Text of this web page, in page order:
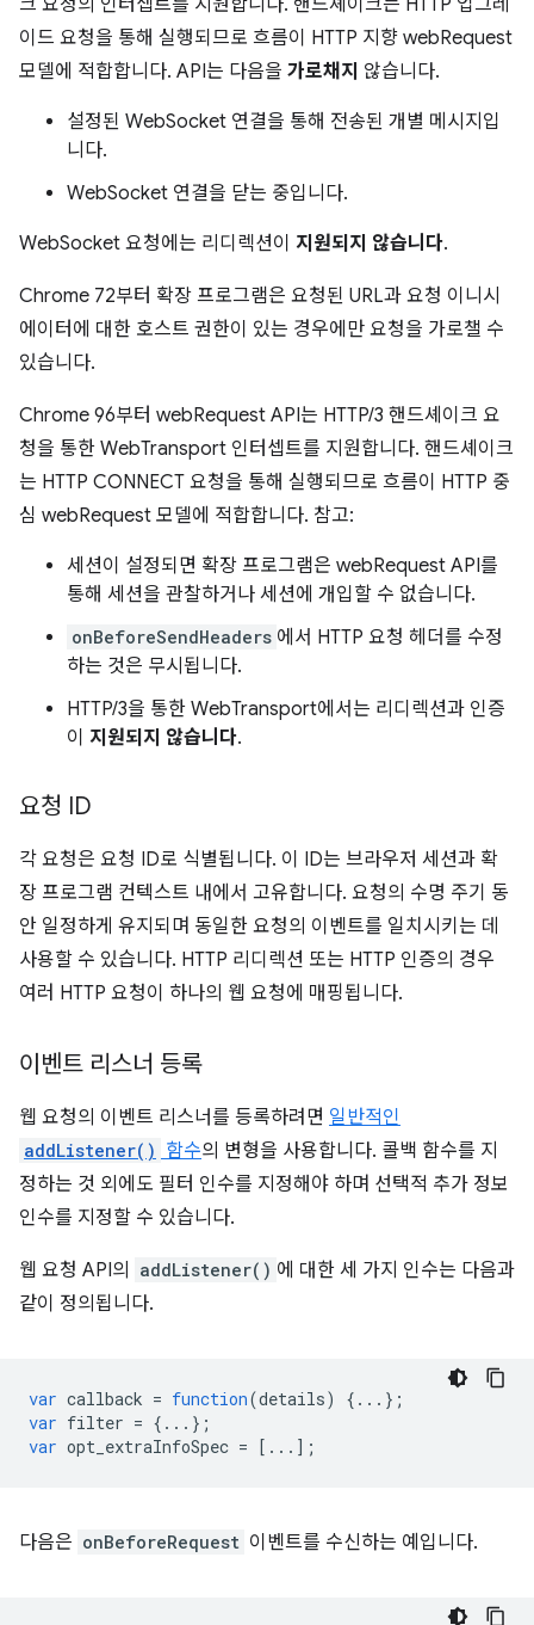
크 요청의 인터셉트를 지원합니다. 핸드셰이크는 HTTP 업그레
이드 요청을 통해 실행되므로 흐름이 HTTP 지향 webRequest
모델에 적합합니다. API는 다음을 가로채지 않습니다.
설정된 WebSocket 연결을 통해 전송된 개별 메시지입
니다.
WebSocket 연결을 닫는 중입니다.
WebSocket 요청에는 리디렉션이 지원되지 않습니다.
Chrome 72부터 확장 프로그램은 요청된 URL과 요청 이니시
에이터에 대한 호스트 권한이 있는 경우에만 요청을 가로챌 수
있습니다.
Chrome 96부터 webRequest API는 HTTP/3 핸드셰이크 요
청을 통한 WebTransport 인터셉트를 지원합니다. 핸드셰이크
는 HTTP CONNECT 요청을 통해 실행되므로 흐름이 HTTP 중
심 webRequest 모델에 적합합니다. 참고:
세션이 설정되면 확장 프로그램은 webRequest API를
통해 세션을 관찰하거나 세션에 개입할 수 없습니다.
onBeforeSendHeaders 에서 HTTP 요청 헤더를 수정
하는 것은 무시됩니다.
HTTP/3을 통한 WebTransport에서는 리디렉션과 인증
이 지원되지 않습니다.
요청 ID
각 요청은 요청 ID로 식별됩니다. 이 ID는 브라우저 세션과 확
장 프로그램 컨텍스트 내에서 고유합니다. 요청의 수명 주기 동
안 일정하게 유지되며 동일한 요청의 이벤트를 일치시키는 데
사용할 수 있습니다. HTTP 리디렉션 또는 HTTP 인증의 경우
여러 HTTP 요청이 하나의 웹 요청에 매핑됩니다.
이벤트 리스너 등록
웹 요청의 이벤트 리스너를 등록하려면 일반적인
addListener() 함수의 변형을 사용합니다. 콜백 함수를 지
정하는 것 외에도 필터 인수를 지정해야 하며 선택적 추가 정보
인수를 지정할 수 있습니다.
웹 요청 API의 addListener() 에 대한 세 가지 인수는 다음과
같이 정의됩니다.
var callback = function(details)
{...};
var filter = {...};
var opt_extraInfoSpec = [...];
다음은 onBeforeRequest 이벤트를 수신하는 예입니다.